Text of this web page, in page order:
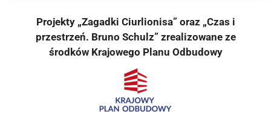
Projekty „Zagadki Ciurlionisa” oraz „Czas i
przestrzeń. Bruno Schulz” zrealizowane ze
środków Krajowego Planu Odbudowy